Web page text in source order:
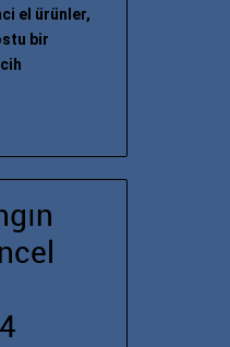
el ürünler,
bir